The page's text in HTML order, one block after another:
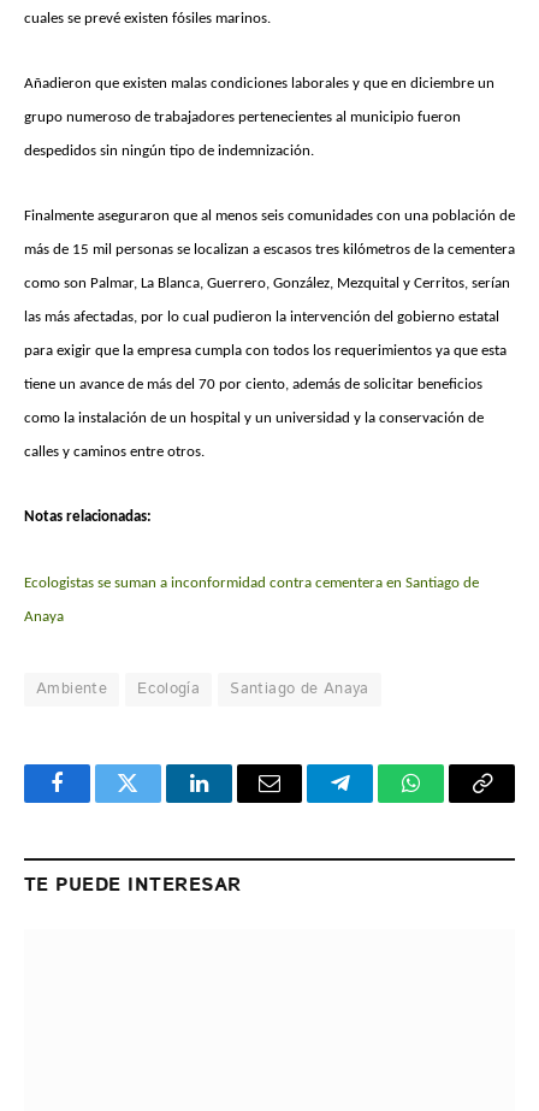
cuales se prevé existen fósiles marinos.
Añadieron que existen malas condiciones laborales y que en diciembre un
grupo numeroso de trabajadores pertenecientes al municipio fueron
despedidos sin ningún tipo de indemnización.
Finalmente aseguraron que al menos seis comunidades con una población de
más de 15 mil personas se localizan a escasos tres kilómetros de la cementera
como son Palmar, La Blanca, Guerrero, González, Mezquital y Cerritos, serían
las más afectadas, por lo cual pudieron la intervención del gobierno estatal
para exigir que la empresa cumpla con todos los requerimientos ya que esta
tiene un avance de más del 70 por ciento, además de solicitar beneficios
como la instalación de un hospital y un universidad y la conservación de
calles y caminos entre otros.
Notas relacionadas:
Ecologistas se suman a inconformidad contra cementera en Santiago de
Anaya
Ambiente Ecología Santiago de Anaya
FacebookTwitter LinkedInEmail TelegramWhatsApp
Copy
TE PUEDE INTERESAR